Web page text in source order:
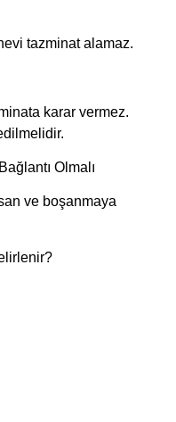
tazminat alamaz.
karar vermez.
Olmalı
ve boşanmaya